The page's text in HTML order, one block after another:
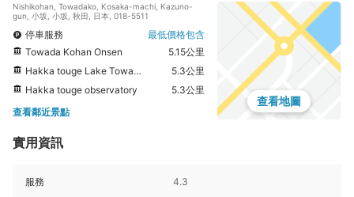
Nishikohan, Towadako, Kosaka-machi, Kazuno-
gun, 小坂, 小坂, 秋田, 日本, 018-5511
停車服務
最低價格包含
Towada Kohan Onsen
5.15公里
Hakka touge Lake Towada observatory
5.3公里
Hakka touge observatory
5.3公里
查看鄰近景點
查看地圖
實用資訊
服務 4.3